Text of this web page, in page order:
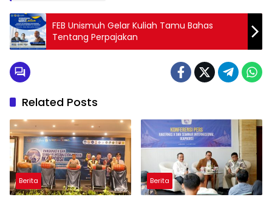
FEB Unismuh Gelar Kuliah Tamu Bahas
Tentang Perpajakan
Related Posts
Berita Berita